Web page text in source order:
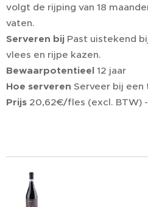
volgt de rijping van 18
vaten.
Serveren bij Past uistekend
vlees en rijpe kazen.
Bewaarpotentieel 12 jaar
Hoe serveren Serveer bij een
Prijs 20,62€/fles (excl. BTW)